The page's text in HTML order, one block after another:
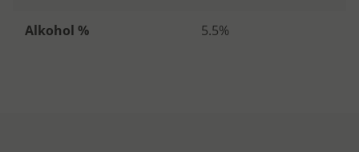
Alkohol % 5.5%